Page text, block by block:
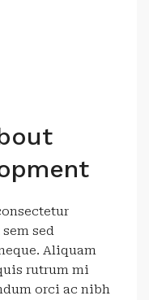
sed
Aliquam
rutrum mi
orci ac nibh